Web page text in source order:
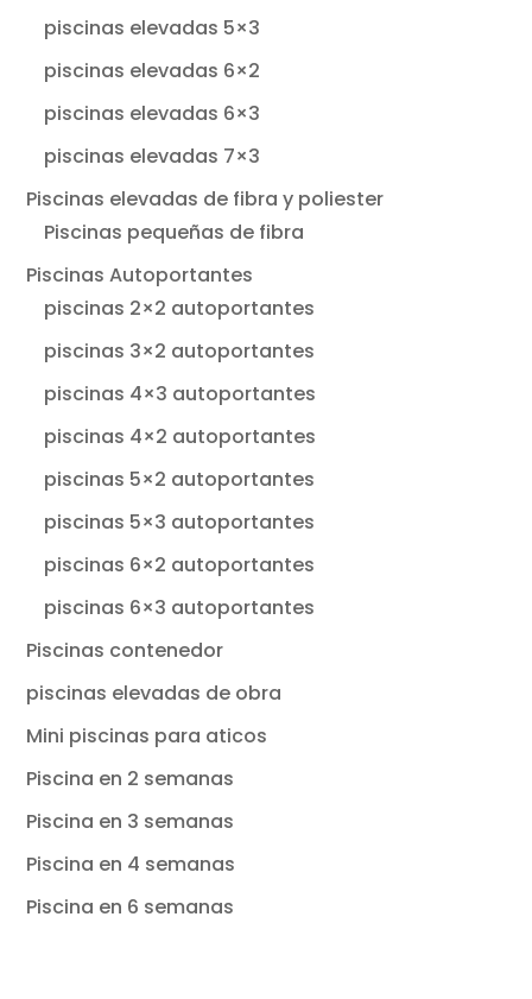
piscinas elevadas 5×3
piscinas elevadas 6×2
piscinas elevadas 6×3
piscinas elevadas 7×3
Piscinas elevadas de fibra y poliester
Piscinas pequeñas de fibra
Piscinas Autoportantes
piscinas 2×2 autoportantes
piscinas 3×2 autoportantes
piscinas 4×3 autoportantes
piscinas 4×2 autoportantes
piscinas 5×2 autoportantes
piscinas 5×3 autoportantes
piscinas 6×2 autoportantes
piscinas 6×3 autoportantes
Piscinas contenedor
piscinas elevadas de obra
Mini piscinas para aticos
Piscina en 2 semanas
Piscina en 3 semanas
Piscina en 4 semanas
Piscina en 6 semanas